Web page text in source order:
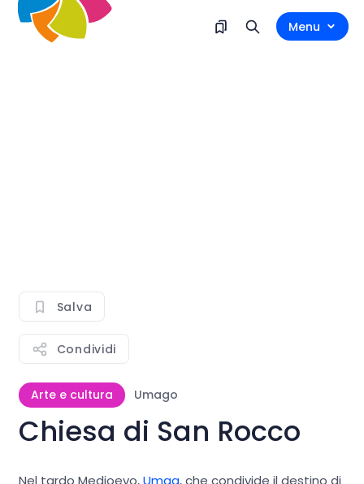
Menu
Salva
Condividi
Arte e cultura Umago
Chiesa di San Rocco
Nel tardo Medioevo,Umag, che condivide il destino di